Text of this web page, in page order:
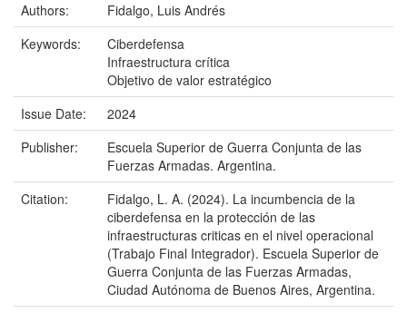
Authors:
Fidalgo, Luis Andrés
Keywords:
Ciberdefensa
Infraestructura crítica
Objetivo de valor estratégico
Issue Date:
2024
Publisher:
Escuela Superior de Guerra Conjunta de las
Fuerzas Armadas. Argentina.
Citation:
Fidalgo, L. A. (2024). La incumbencia de la
ciberdefensa en la protección de las
infraestructuras criticas en el nivel operacional
(Trabajo Final Integrador). Escuela Superior de
Guerra Conjunta de las Fuerzas Armadas,
Ciudad Autónoma de Buenos Aires, Argentina.